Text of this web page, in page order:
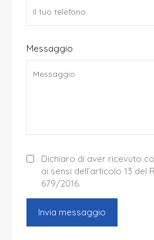
Messaggio
Dichiaro di aver ricevuto
ai sensi dell’articolo 13 del
679/2016.